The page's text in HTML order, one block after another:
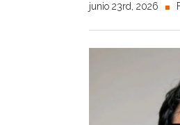
junio 23rd, 2026